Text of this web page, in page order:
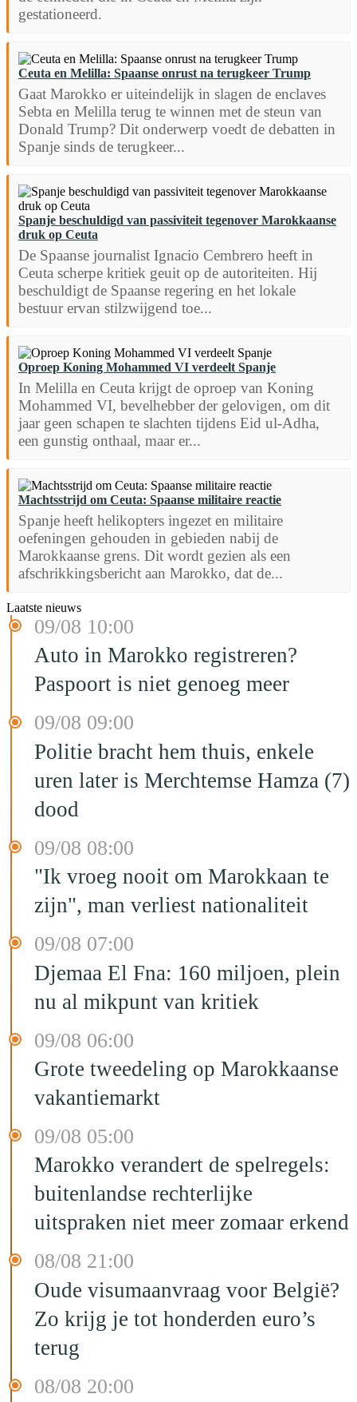
gestationeerd.
Ceuta en Melilla: Spaanse onrust na terugkeer Trump
Gaat Marokko er uiteindelijk in slagen de enclaves
Sebta en Melilla terug te winnen met de steun van
Donald Trump? Dit onderwerp voedt de debatten in
Spanje sinds de terugkeer...
Spanje beschuldigd van passiviteit tegenover Marokkaanse
druk op Ceuta
De Spaanse journalist Ignacio Cembrero heeft in
Ceuta scherpe kritiek geuit op de autoriteiten. Hij
beschuldigt de Spaanse regering en het lokale
bestuur ervan stilzwijgend toe...
Oproep Koning Mohammed VI verdeelt Spanje
In Melilla en Ceuta krijgt de oproep van Koning
Mohammed VI, bevelhebber der gelovigen, om dit
jaar geen schapen te slachten tijdens Eid ul-Adha,
een gunstig onthaal, maar er...
Machtsstrijd om Ceuta: Spaanse militaire reactie
Spanje heeft helikopters ingezet en militaire
oefeningen gehouden in gebieden nabij de
Marokkaanse grens. Dit wordt gezien als een
afschrikkingsbericht aan Marokko, dat de...
Laatste nieuws
09/08 10:00
Auto in Marokko registreren?
Paspoort is niet genoeg meer
09/08 09:00
Politie bracht hem thuis, enkele
uren later is Merchtemse Hamza (7)
dood
09/08 08:00
"Ik vroeg nooit om Marokkaan te
zijn", man verliest nationaliteit
09/08 07:00
Djemaa El Fna: 160 miljoen, plein
nu al mikpunt van kritiek
09/08 06:00
Grote tweedeling op Marokkaanse
vakantiemarkt
09/08 05:00
Marokko verandert de spelregels:
buitenlandse rechterlijke
uitspraken niet meer zomaar erkend
08/08 21:00
Oude visumaanvraag voor België?
Zo krijg je tot honderden euro’s
terug
08/08 20:00